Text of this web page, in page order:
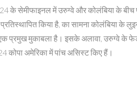
के सेमीफाइनल में उरुग्वे और कोलंबिया के बीच
किया है, का सामना कोलंबिया के
प्रमुख मुकाबला है। इसके अलावा, उरुग्वे के
कोपा अमेरिका में पांच असिस्ट किए हैं।